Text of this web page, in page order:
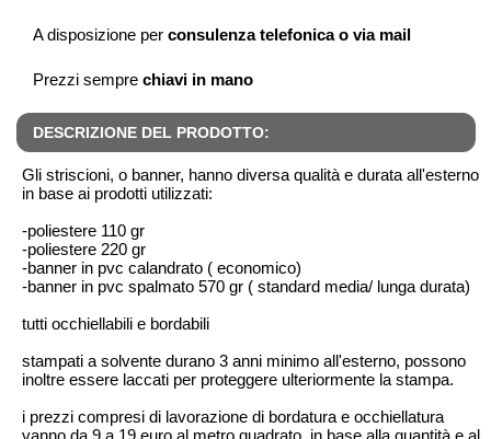
A disposizione per consulenza telefonica o via mail
Prezzi sempre chiavi in mano
DESCRIZIONE DEL PRODOTTO:
Gli striscioni, o banner, hanno diversa qualità e durata all'esterno
in base ai prodotti utilizzati:
-poliestere 110 gr
-poliestere 220 gr
-banner in pvc calandrato ( economico)
-banner in pvc spalmato 570 gr ( standard media/ lunga durata)
tutti occhiellabili e bordabili
stampati a solvente durano 3 anni minimo all'esterno, possono
inoltre essere laccati per proteggere ulteriormente la stampa.
i prezzi compresi di lavorazione di bordatura e occhiellatura
vanno da 9 a 19 euro al metro quadrato, in base alla quantità e al